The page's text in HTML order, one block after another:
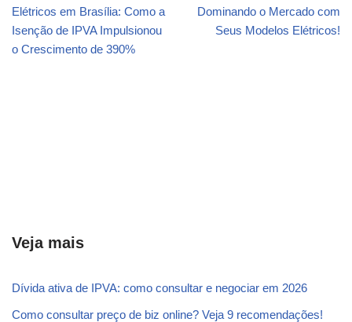
Elétricos em Brasília: Como a
Isenção de IPVA Impulsionou
o Crescimento de 390%
Dominando o Mercado com
Seus Modelos Elétricos!
Veja mais
Dívida ativa de IPVA: como consultar e negociar em 2026
Como consultar preço de biz online? Veja 9 recomendações!